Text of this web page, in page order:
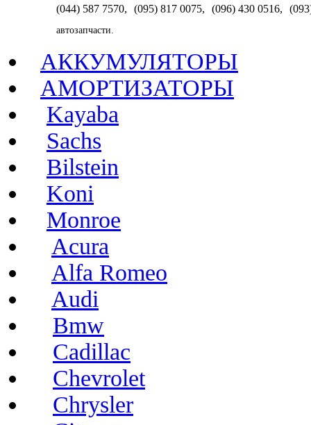
(044) 587 7570, (095) 817 0075, (096) 430 0516,
автозапчасти.
АККУМУЛЯТОРЫ
АМОРТИЗАТОРЫ
Kayaba
Sachs
Bilstein
Koni
Monroe
Acura
Alfa Romeo
Audi
Bmw
Cadillac
Chevrolet
Chrysler